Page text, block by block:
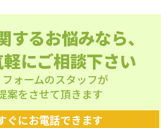
するお悩みなら、
にご相談下さい
ォームのスタッフが
案をさせて頂きます
ぐにお電話できます